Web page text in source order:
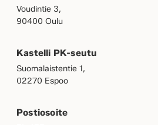
Voudintie 3,
90400 Oulu
Kastelli PK-seutu
Suomalaistentie 1,
02270 Espoo
Postiosoite